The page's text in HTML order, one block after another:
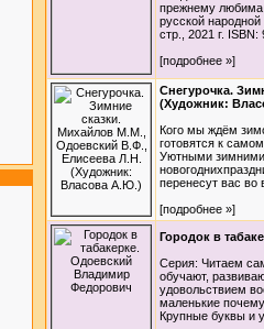
прежнему любима
русской
стр., 2021 г. ISBN:
[подробнее »]
Снегурочка.
(Художник:
Кого мы ждём
готовятся к
Уютными зимними
перенесут вас во
[подробнее »]
Городок в
Серия: Читаем
обучают,
удовольствием
маленькие
Крупные буквы и